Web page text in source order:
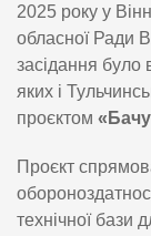
2025 року у
обласної Ради
засідання
яких і
проєктом
Проєкт
технічної бази